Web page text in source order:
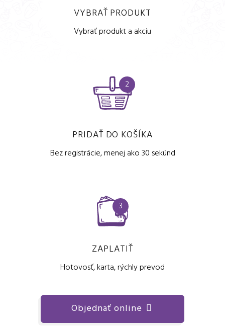
VYBRAŤ PRODUKT
Vybrať produkt a akciu
2
PRIDAŤ DO KOŠÍKA
Bez registrácie, menej ako 30 sekúnd
3
ZAPLATIŤ
Hotovosť, karta, rýchly prevod
Objednať online